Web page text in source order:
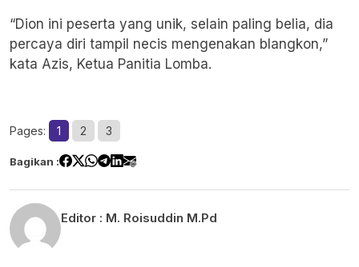
“Dion ini peserta yang unik, selain paling belia, dia
percaya diri tampil necis mengenakan blangkon,”
kata Azis, Ketua Panitia Lomba.
Pages: 1 2 3
Bagikan :
Editor : M. Roisuddin M.Pd